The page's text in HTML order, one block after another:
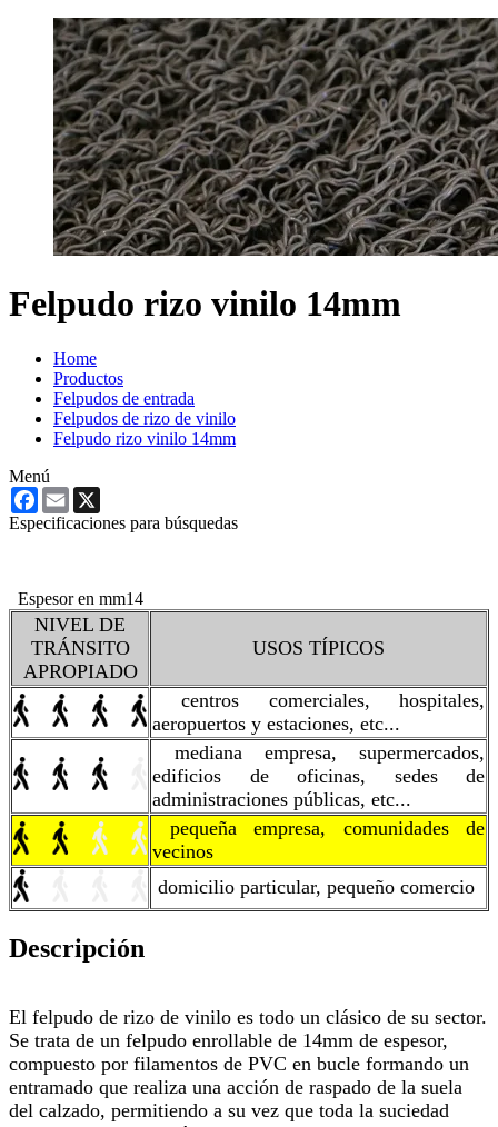
Felpudo rizo vinilo 14mm
Home
Productos
Felpudos de entrada
Felpudos de rizo de vinilo
Felpudo rizo vinilo 14mm
Menú
Facebook
Email
Especificaciones para búsquedas
Espesor en mm14
NIVEL DE
TRÁNSITO
APROPIADO
USOS TÍPICOS
centros comerciales, hospitales,
aeropuertos y estaciones, etc...
mediana empresa, supermercados,
edificios de oficinas, sedes de
administraciones públicas, etc...
pequeña empresa, comunidades de
vecinos
domicilio particular, pequeño comercio
Descripción
El felpudo de rizo de vinilo es todo un clásico de su sector.
Se trata de un felpudo enrollable de 14mm de espesor,
compuesto por filamentos de PVC en bucle formando un
entramado que realiza una acción de raspado de la suela
del calzado, permitiendo a su vez que toda la suciedad